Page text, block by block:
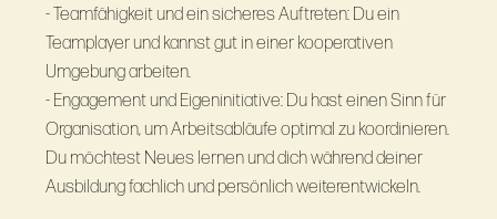
- Teamfähigkeit und ein sicheres Auftreten: Du ein
Teamplayer und kannst gut in einer kooperativen
Umgebung arbeiten.
- Engagement und Eigeninitiative: Du hast einen Sinn für
Organisation, um Arbeitsabläufe optimal zu koordinieren.
Du möchtest Neues lernen und dich während deiner
Ausbildung fachlich und persönlich weiterentwickeln.